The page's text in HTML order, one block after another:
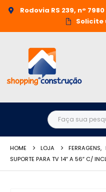
Rodovia RS 239, n°
Solicite
HOME LOJA FERRAGENS,
SUPORTE PARA TV 14″ A 56″ C/